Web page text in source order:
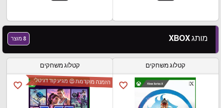
מותג XBOX 8 מוצר
קטלוג משחקים
favorite_border
קטלוג משחקים
favorite_border הזמנה מוקדמת 😍 מגיע קוד דגיטלי